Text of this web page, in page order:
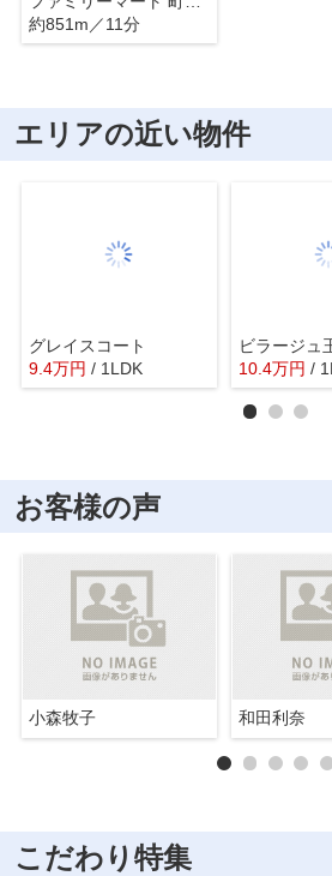
約851m／11分
エリアの近い物件
グレイスコート
9.4万円 / 1LDK
ビラージュ
10.4万円 /
お客様の声
小森牧子 和田利奈
こだわり特集